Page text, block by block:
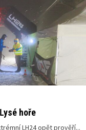
hoře
LH24 opět prověří...